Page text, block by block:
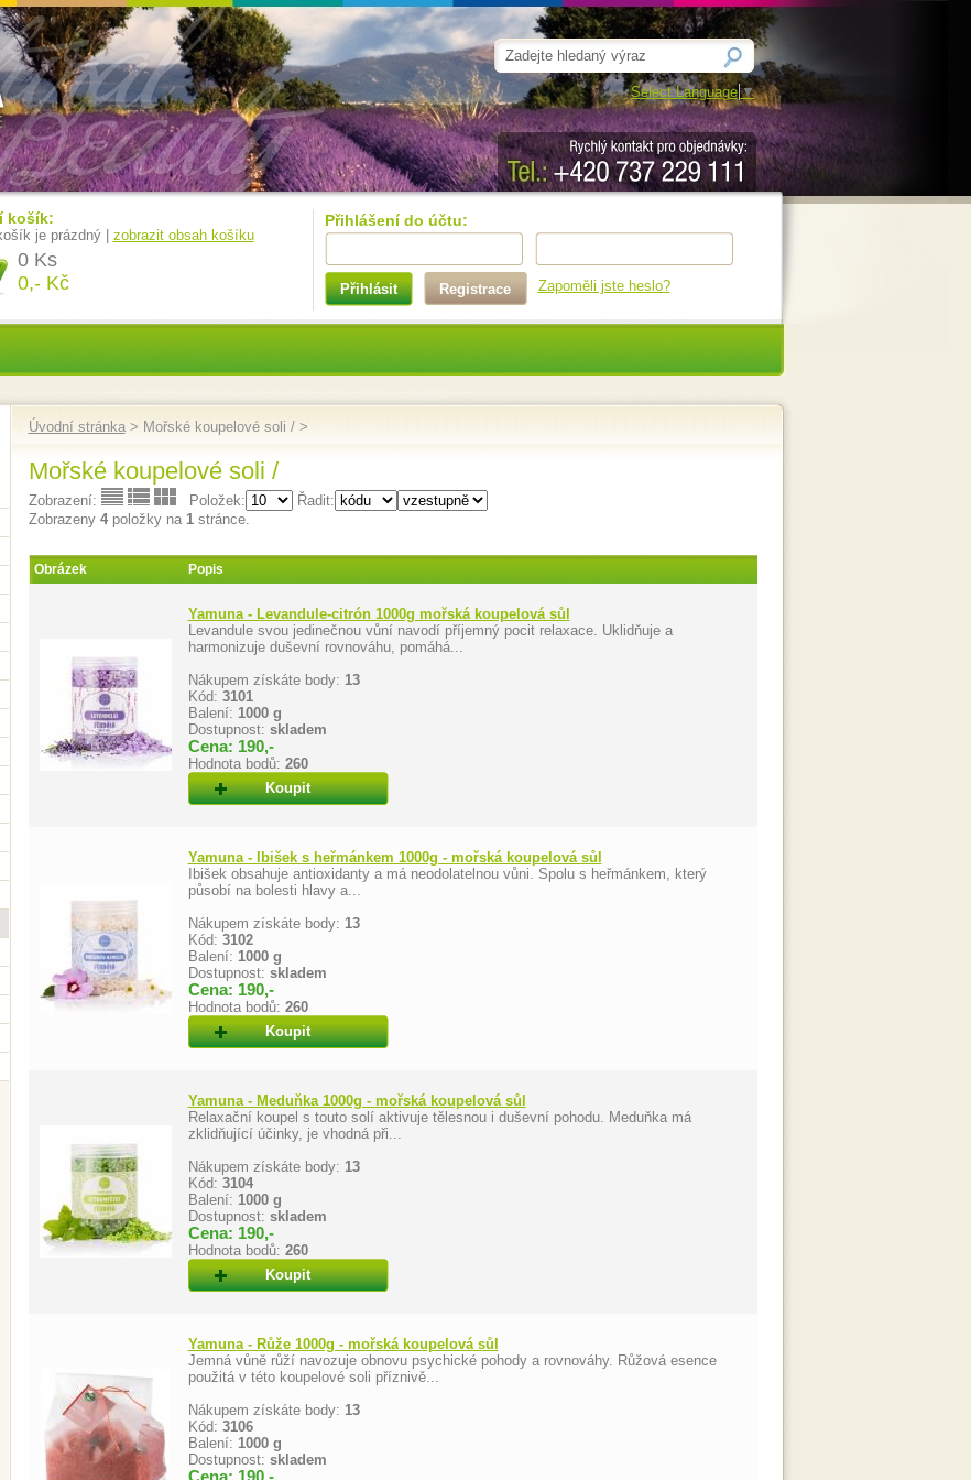
Select Language ▼
Přihlášení do účtu:
Přihlásit Registrace Zapoměli jste heslo?
košík:
je prázdný | zobrazit obsah košíku
0 Ks
0,- Kč
Úvodní stránka> Mořské koupelové soli / >
Mořské koupelové soli /
Zobrazení: Položek:
Řadit:
Zobrazeny 4položky na 1stránce.
Obrázek Popis
Yamuna - Levandule-citrón 1000g mořská koupelová sůl
Levandule svou jedinečnou vůní navodí příjemný pocit relaxace. Uklidňuje a
harmonizuje duševní rovnováhu, pomáhá...
Nákupem získáte body: 13
Kód: 3101
Balení: 1000 g
Dostupnost: skladem
Cena: 190,-
Hodnota bodů: 260
Koupit
Yamuna - Ibišek s heřmánkem 1000g - mořská koupelová sůl
Ibišek obsahuje antioxidanty a má neodolatelnou vůni. Spolu s heřmánkem, který
působí na bolesti hlavy a...
Nákupem získáte body: 13
Kód: 3102
Balení: 1000 g
Dostupnost: skladem
Cena: 190,-
Hodnota bodů: 260
Koupit
Yamuna - Meduňka 1000g - mořská koupelová sůl
Relaxační koupel s touto solí aktivuje tělesnou i duševní pohodu. Meduňka má
zklidňující účinky, je vhodná při...
Nákupem získáte body: 13
Kód: 3104
Balení: 1000 g
Dostupnost: skladem
Cena: 190,-
Hodnota bodů: 260
Koupit
Yamuna - Růže 1000g - mořská koupelová sůl
Jemná vůně růží navozuje obnovu psychické pohody a rovnováhy. Růžová esence
použitá v této koupelové soli příznivě...
Nákupem získáte body: 13
Kód: 3106
Balení: 1000 g
Dostupnost: skladem